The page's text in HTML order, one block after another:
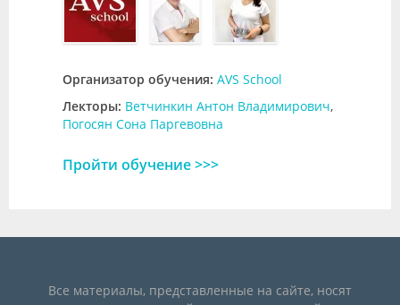
Организатор обучения: AVS School
Лекторы: Ветчинкин Антон Владимирович,
Погосян Сона Паргевовна
Пройти обучение >>>
Все материалы, представленные на сайте, носят